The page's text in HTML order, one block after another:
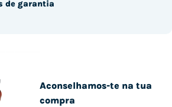
Aconselhamos-te na tua
compra
de garantia